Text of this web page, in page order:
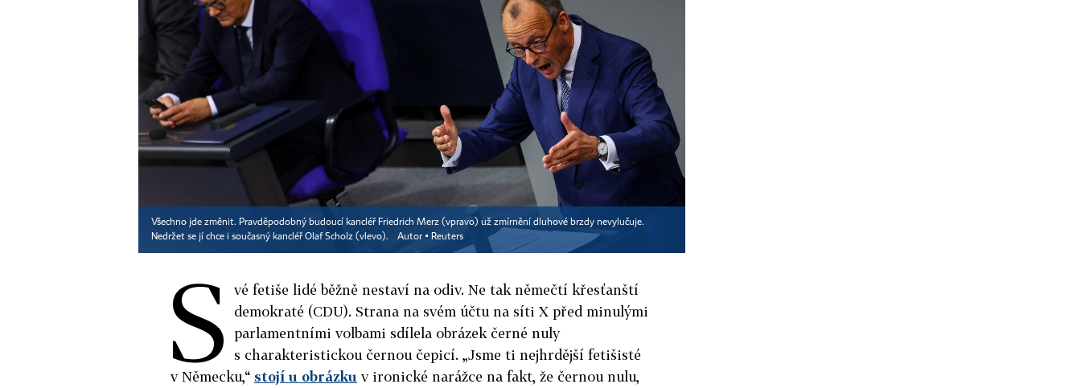
Všechno jde změnit. Pravděpodobný budoucí kancléř Friedrich Merz (vpravo) už zmírnění dluhové brzdy nevylučuje.
Nedržet se jí chce i současný kancléř Olaf Scholz (vlevo).
Autor ▪ Reuters
S
vé fetiše lidé běžně nestaví na odiv. Ne tak němečtí křesťanští
demokraté (CDU). Strana na svém účtu na síti X před minulými
parlamentními volbami sdílela obrázek černé nuly
s charakteristickou černou čepicí. „Jsme ti nejhrdější fetišisté
v Německu,“ stojí u obrázku v ironické narážce na fakt, že černou nulu,